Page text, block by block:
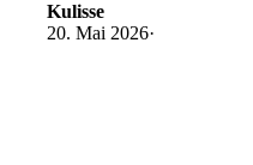
Kulisse
20. Mai 2026·